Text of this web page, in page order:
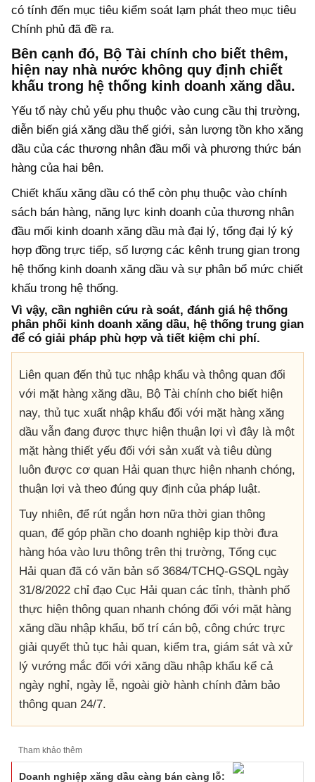
có tính đến mục tiêu kiểm soát lạm phát theo mục tiêu
Chính phủ đã đề ra.
Bên cạnh đó, Bộ Tài chính cho biết thêm,
hiện nay nhà nước không quy định chiết
khấu trong hệ thống kinh doanh xăng dầu.
Yếu tố này chủ yếu phụ thuộc vào cung cầu thị trường,
diễn biến giá xăng dầu thế giới, sản lượng tồn kho xăng
dầu của các thương nhân đầu mối và phương thức bán
hàng của hai bên.
Chiết khấu xăng dầu có thể còn phụ thuộc vào chính
sách bán hàng, năng lực kinh doanh của thương nhân
đầu mối kinh doanh xăng dầu mà đại lý, tổng đại lý ký
hợp đồng trực tiếp, số lượng các kênh trung gian trong
hệ thống kinh doanh xăng dầu và sự phân bổ mức chiết
khấu trong hệ thống.
Vì vậy, cần nghiên cứu rà soát, đánh giá hệ thống
phân phối kinh doanh xăng dầu, hệ thống trung gian
để có giải pháp phù hợp và tiết kiệm chi phí.
Liên quan đến thủ tục nhập khẩu và thông quan đối
với mặt hàng xăng dầu, Bộ Tài chính cho biết hiện
nay, thủ tục xuất nhập khẩu đối với mặt hàng xăng
dầu vẫn đang được thực hiện thuận lợi vì đây là một
mặt hàng thiết yếu đối với sản xuất và tiêu dùng
luôn được cơ quan Hải quan thực hiện nhanh chóng,
thuận lợi và theo đúng quy định của pháp luật.
Tuy nhiên, để rút ngắn hơn nữa thời gian thông
quan, để góp phần cho doanh nghiệp kịp thời đưa
hàng hóa vào lưu thông trên thị trường, Tổng cục
Hải quan đã có văn bản số 3684/TCHQ-GSQL ngày
31/8/2022 chỉ đạo Cục Hải quan các tỉnh, thành phố
thực hiện thông quan nhanh chóng đối với mặt hàng
xăng dầu nhập khẩu, bố trí cán bộ, công chức trực
giải quyết thủ tục hải quan, kiểm tra, giám sát và xử
lý vướng mắc đối với xăng dầu nhập khẩu kể cả
ngày nghỉ, ngày lễ, ngoài giờ hành chính đảm bảo
thông quan 24/7.
Tham khảo thêm
Doanh nghiệp xăng dầu càng bán càng lỗ: